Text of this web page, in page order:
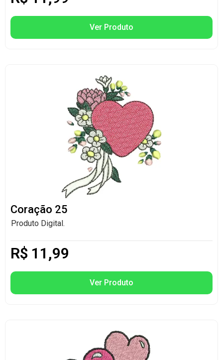
Ver Produto
Coração 25
Produto Digital.
R$ 11,99
Ver Produto